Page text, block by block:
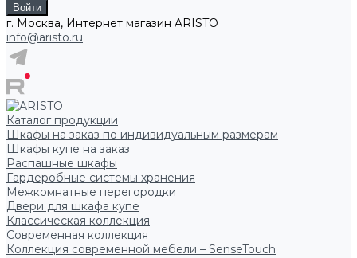
г. Москва, Интернет магазин ARISTO
info@aristo.ru
Каталог продукции
Шкафы на заказ по индивидуальным размерам
Шкафы купе на заказ
Распашные шкафы
Гардеробные системы хранения
Межкомнатные перегородки
Двери для шкафа купе
Классическая коллекция
Современная коллекция
Коллекция современной мебели – SenseTouch